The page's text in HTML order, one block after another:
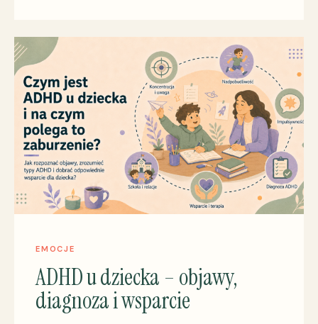
EMOCJE
ADHD u dziecka – objawy,
diagnoza i wsparcie